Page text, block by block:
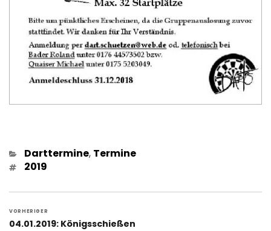
Kategorien
Darttermine, Termine
Schlagwörter
2019
VORHERIGER
Vorheriger
04.01.2019: Königsschießen